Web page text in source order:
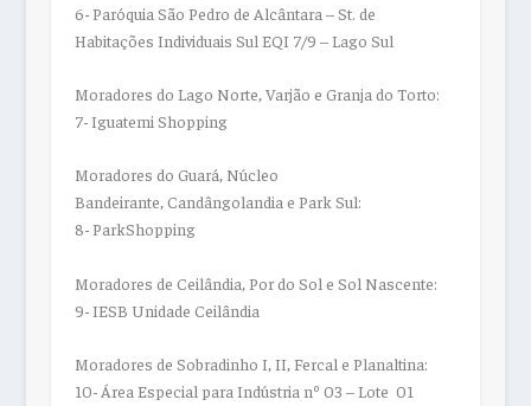
6- Paróquia São Pedro de Alcântara – St. de
Habitações Individuais Sul EQI 7/9 – Lago Sul
Moradores do Lago Norte, Varjão e Granja do Torto:
7- Iguatemi Shopping
Moradores do Guará, Núcleo
Bandeirante, Candângolandia e Park Sul:
8- ParkShopping
Moradores de Ceilândia, Por do Sol e Sol Nascente:
9- IESB Unidade Ceilândia
Moradores de Sobradinho I, II, Fercal e Planaltina:
10- Área Especial para Indústria nº 03 – Lote 01